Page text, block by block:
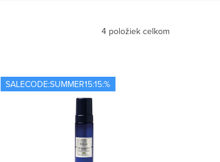
4 položiek celkom
SALECODE:SUMMER15:15:%